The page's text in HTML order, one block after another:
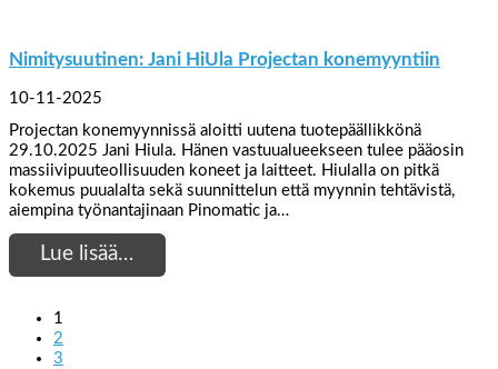
Nimitysuutinen: Jani HiUla Projectan konemyyntiin
10-11-2025
Projectan konemyynnissä aloitti uutena tuotepäällikkönä
29.10.2025 Jani Hiula. Hänen vastuualueekseen tulee pääosin
massiivipuuteollisuuden koneet ja laitteet. Hiulalla on pitkä
kokemus puualalta sekä suunnittelun että myynnin tehtävistä,
aiempina työnantajinaan Pinomatic ja…
Lue lisää…
1
2
3